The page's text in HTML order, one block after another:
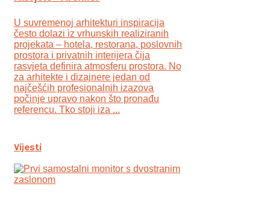
U suvremenoj arhitekturi inspiracija
često dolazi iz vrhunskih realiziranih
projekata – hotela, restorana, poslovnih
prostora i privatnih interijera čija
rasvjeta definira atmosferu prostora. No
za arhitekte i dizajnere jedan od
najčešćih profesionalnih izazova
počinje upravo nakon što pronađu
referencu. Tko stoji iza ...
Vijesti